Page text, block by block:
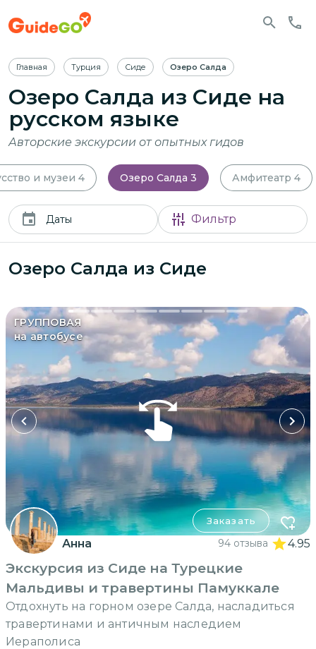
Главная Турция Сиде Озеро Салда
Озеро Салда из Сиде на
русском языке
Авторские экскурсии от опытных гидов
и музеи 4 Озеро Салда 3 Амфитеатр 4
Даты Фильтр
Озеро Салда из Сиде
ГРУППОВАЯ
на автобусе
Заказать
Анна 94 отзыва 4.95
Экскурсия из Сиде на Турецкие
Мальдивы и травертины Памуккале
Отдохнуть на горном озере Салда, насладиться
травертинами и античным наследием
Иераполиса